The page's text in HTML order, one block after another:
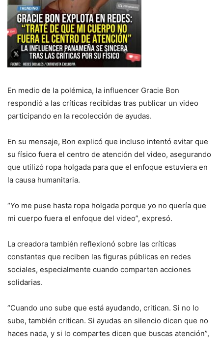
En medio de la polémica, la influencer Gracie Bon
respondió a las críticas recibidas tras publicar un video
participando en la recolección de ayudas.
En su mensaje, Bon explicó que incluso intentó evitar que
su físico fuera el centro de atención del video, asegurando
que utilizó ropa holgada para que el enfoque estuviera en
la causa humanitaria.
“Yo me puse hasta ropa holgada porque yo no quería que
mi cuerpo fuera el enfoque del video”, expresó.
La creadora también reflexionó sobre las críticas
constantes que reciben las figuras públicas en redes
sociales, especialmente cuando comparten acciones
solidarias.
“Cuando uno sube que está ayudando, critican. Si no lo
sube, también critican. Si ayudas en silencio dicen que no
haces nada, y si lo compartes dicen que buscas atención”,